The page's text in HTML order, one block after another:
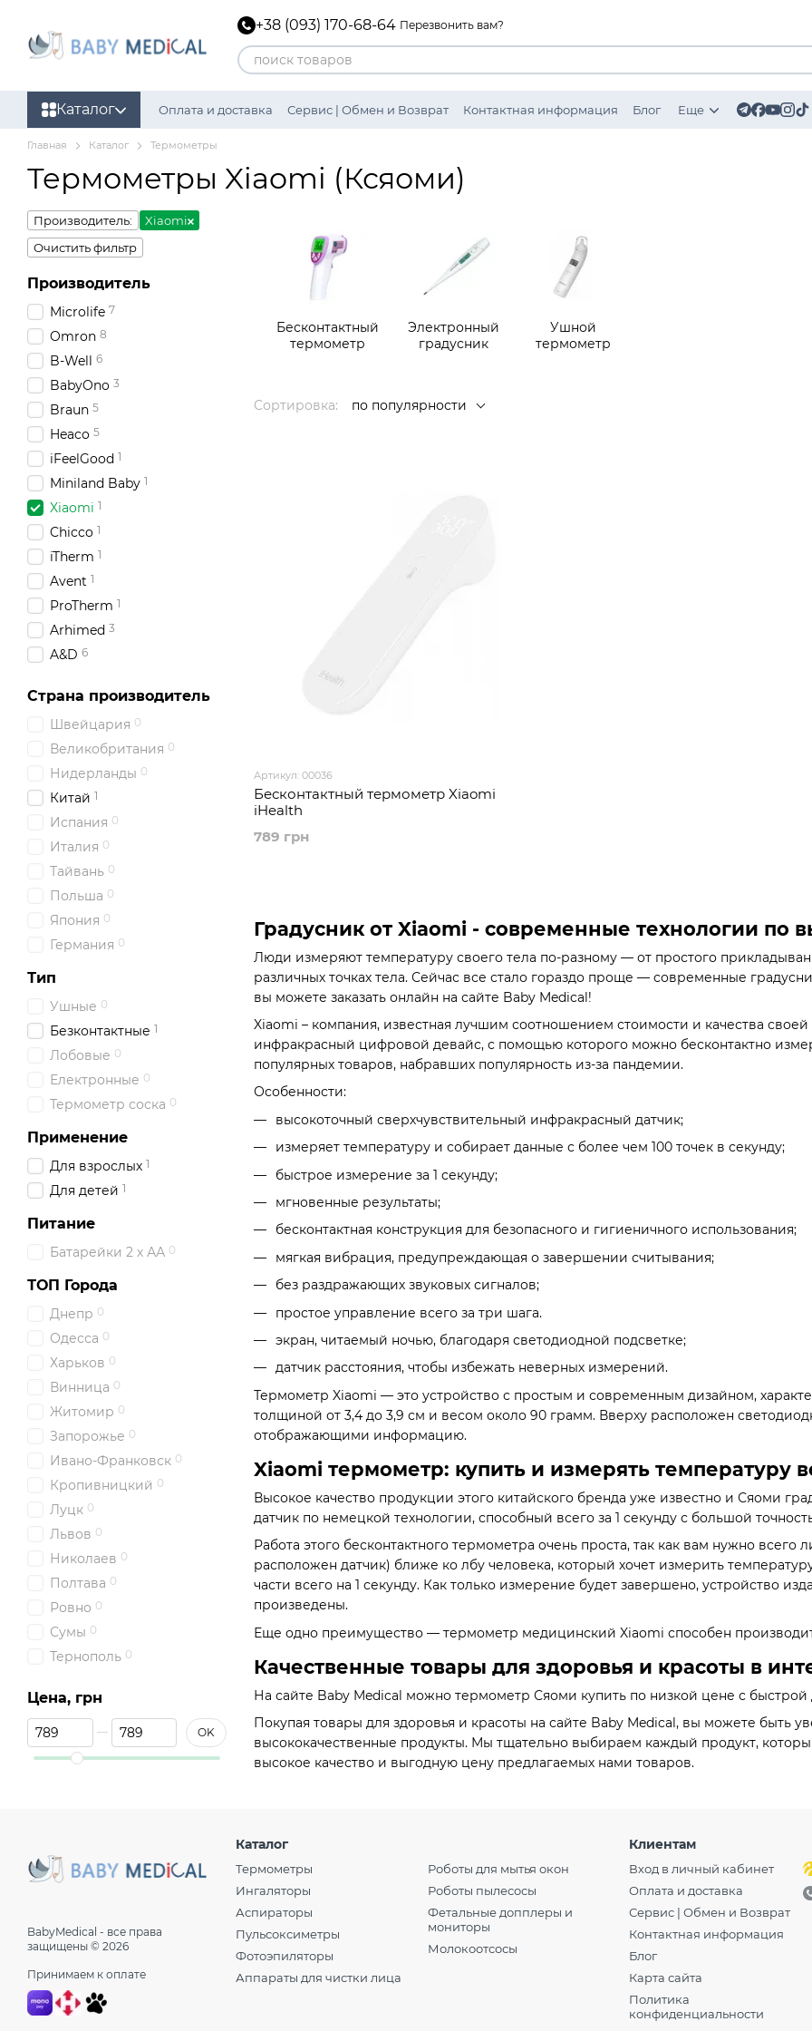
+38 (093) 170-68-64 Перезвонить вам?
Каталог Оплата и доставка Сервис | Обмен и Возврат Контактная информация Блог Еще
Главная Каталог Термометры
Термометры Xiaomi (Ксяоми)
Бесконтактный
термометр
Электронный
градусник
Ушной
термометр
Сортировка: по популярности
Градусник от Xiaomi - современные технологии по
Люди измеряют температуру своего тела по-разному — от простого
различных точках тела. Сейчас все стало гораздо проще — современные
вы можете заказать онлайн на сайте Baby Medical!
Xiaomi – компания, известная лучшим соотношением стоимости и качества
инфракрасный цифровой девайс, с помощью которого можно бесконтактно
популярных товаров, набравших популярность из-за пандемии.
Особенности:
высокоточный сверхчувствительный инфракрасный датчик;
измеряет температуру и собирает данные с более чем 100 точек в секунду;
быстрое измерение за 1 секунду;
мгновенные результаты;
бесконтактная конструкция для безопасного и гигиеничного использования;
мягкая вибрация, предупреждающая о завершении считывания;
без раздражающих звуковых сигналов;
простое управление всего за три шага.
экран, читаемый ночью, благодаря светодиодной подсветке;
датчик расстояния, чтобы избежать неверных измерений.
Термометр Xiaomi — это устройство с простым и современным дизайном,
толщиной от 3,4 до 3,9 см и весом около 90 грамм. Вверху расположен
отображающими информацию.
Xiaomi термометр: купить и измерять температуру
Высокое качество продукции этого китайского бренда уже известно и Сяоми
датчик по немецкой технологии, способный всего за 1 секунду с большой
Работа этого бесконтактного термометра очень проста, так как вам нужно всего
расположен датчик) ближе ко лбу человека, который хочет измерить
части всего на 1 секунду. Как только измерение будет завершено, устройство
произведены.
Еще одно преимущество — термометр медицинский Xiaomi способен
Качественные товары для здоровья и красоты в
На сайте Baby Medical можно термометр Сяоми купить по низкой цене с
Покупая товары для здоровья и красоты на сайте Baby Medical, вы можете быть
высококачественные продукты. Мы тщательно выбираем каждый продукт,
высокое качество и выгодную цену предлагаемых нами товаров.
Артикул: 00036
Бесконтактный термометр Xiaomi
iHealth
789 грн
Производитель:
Xiaomi
Очистить фильтр
Производитель
Microlife 7
Omron 8
B-Well 6
BabyOno 3
Braun 5
Heaco 5
iFeelGood 1
Miniland Baby 1
Xiaomi 1
Chicco 1
iTherm 1
Avent 1
ProTherm 1
Arhimed 3
A&D 6
Medisana 7
Страна производитель
Швейцария 0
Великобритания 0
Нидерланды 0
Китай 1
Испания 0
Италия 0
Тайвань 0
Польша 0
Япония 0
Германия 0
Тип
Ушные 0
Безконтактные 1
Лобовые 0
Електронные 0
Термометр соска 0
Применение
Для взрослых 1
Для детей 1
Питание
Батарейки 2 х АА 0
ТОП Города
Днепр 0
Одесса 0
Харьков 0
Винница 0
Житомир 0
Запорожье 0
Ивано-Франковск 0
Кропивницкий 0
Луцк 0
Львов 0
Николаев 0
Полтава 0
Ровно 0
Сумы 0
Тернополь 0
Херсон
Хмельницкий
Черкасы
Цена, грн
От Цена, грн
До Цена, грн OK
BabyMedical - все права
защищены © 2026
Принимаем к оплате
Каталог
Термометры
Ингаляторы
Аспираторы
Пульсоксиметры
Фотоэпиляторы
Аппараты для чистки лица
Роботы для мытья окон
Роботы пылесосы
Фетальные допплеры и
мониторы
Молокоотсосы
Клиентам
Вход в личный кабинет
Оплата и доставка
Сервис | Обмен и Возврат
Контактная информация
Блог
Карта сайта
Политика
конфиденциальности